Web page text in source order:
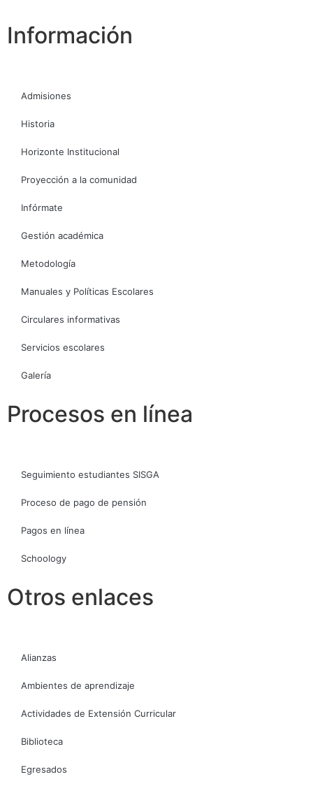
Información
Admisiones
Historia
Horizonte Institucional
Proyección a la comunidad
Infórmate
Gestión académica
Metodología
Manuales y Políticas Escolares
Circulares informativas
Servicios escolares
Galería
Procesos en línea
Seguimiento estudiantes SISGA
Proceso de pago de pensión
Pagos en línea
Schoology
Otros enlaces
Alianzas
Ambientes de aprendizaje
Actividades de Extensión Curricular
Biblioteca
Egresados